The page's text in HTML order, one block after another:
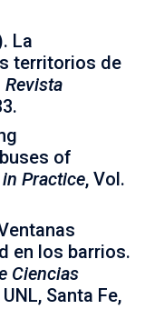
La
territorios de
Revista
of
Practice, Vol.
en los barrios.
Ciencias
Santa Fe,